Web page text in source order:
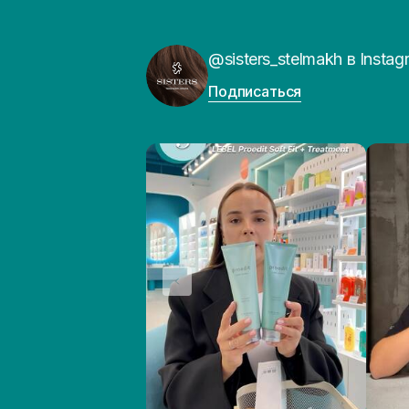
@sisters_stelmakh в
Подписаться